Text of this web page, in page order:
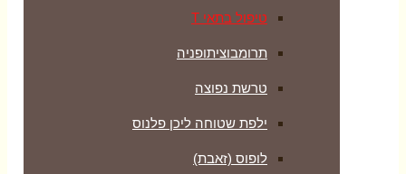
טיפול בתאי T
תרומבוציתופניה
טרשת נפוצה
ילפת שטוחה ליכן פלנוס
לופוס (זאבת)